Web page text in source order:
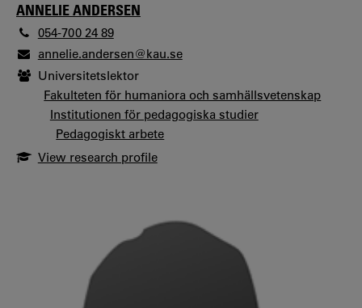
ANNELIE ANDERSEN
054-700 24 89
annelie.andersen@kau.se
Universitetslektor
Fakulteten för humaniora och samhällsvetenskap
Institutionen för pedagogiska studier
Pedagogiskt arbete
View research profile